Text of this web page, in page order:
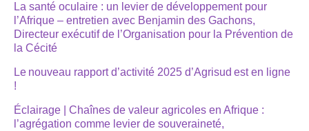
La santé oculaire : un levier de développement pour
l’Afrique – entretien avec Benjamin des Gachons,
Directeur exécutif de l’Organisation pour la Prévention de
la Cécité
Le nouveau rapport d’activité 2025 d’Agrisud est en ligne
!
Éclairage | Chaînes de valeur agricoles en Afrique :
l’agrégation comme levier de souveraineté,